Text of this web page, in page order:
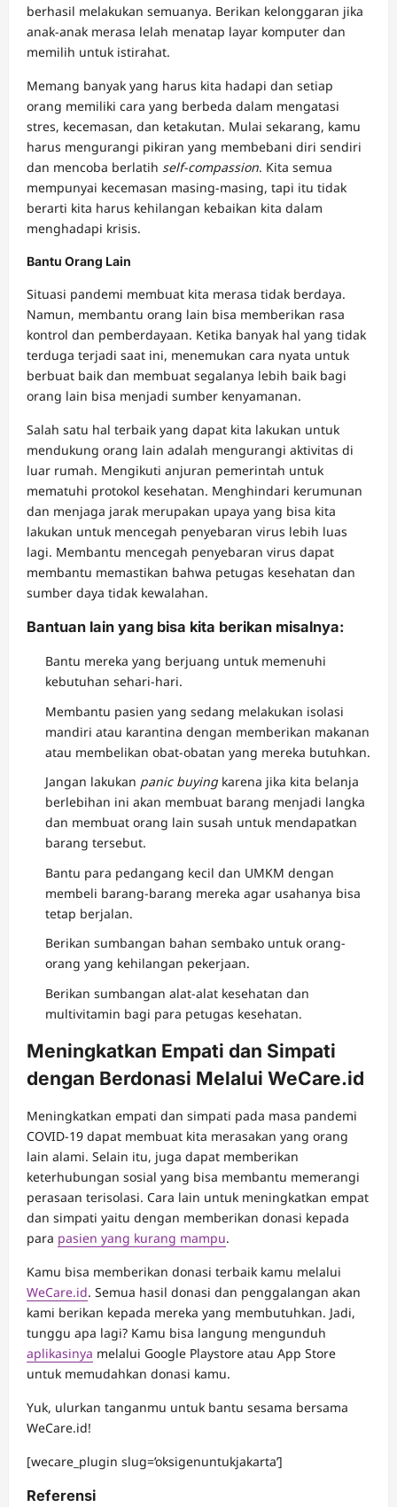
berhasil melakukan semuanya. Berikan kelonggaran jika
anak-anak merasa lelah menatap layar komputer dan
memilih untuk istirahat.
Memang banyak yang harus kita hadapi dan setiap
orang memiliki cara yang berbeda dalam mengatasi
stres, kecemasan, dan ketakutan. Mulai sekarang, kamu
harus mengurangi pikiran yang membebani diri sendiri
dan mencoba berlatih self-compassion. Kita semua
mempunyai kecemasan masing-masing, tapi itu tidak
berarti kita harus kehilangan kebaikan kita dalam
menghadapi krisis.
Bantu Orang Lain
Situasi pandemi membuat kita merasa tidak berdaya.
Namun, membantu orang lain bisa memberikan rasa
kontrol dan pemberdayaan. Ketika banyak hal yang tidak
terduga terjadi saat ini, menemukan cara nyata untuk
berbuat baik dan membuat segalanya lebih baik bagi
orang lain bisa menjadi sumber kenyamanan.
Salah satu hal terbaik yang dapat kita lakukan untuk
mendukung orang lain adalah mengurangi aktivitas di
luar rumah. Mengikuti anjuran pemerintah untuk
mematuhi protokol kesehatan. Menghindari kerumunan
dan menjaga jarak merupakan upaya yang bisa kita
lakukan untuk mencegah penyebaran virus lebih luas
lagi. Membantu mencegah penyebaran virus dapat
membantu memastikan bahwa petugas kesehatan dan
sumber daya tidak kewalahan.
Bantuan lain yang bisa kita berikan misalnya:
Bantu mereka yang berjuang untuk memenuhi
kebutuhan sehari-hari.
Membantu pasien yang sedang melakukan isolasi
mandiri atau karantina dengan memberikan makanan
atau membelikan obat-obatan yang mereka butuhkan.
Jangan lakukan panic buyingkarena jika kita belanja
berlebihan ini akan membuat barang menjadi langka
dan membuat orang lain susah untuk mendapatkan
barang tersebut.
Bantu para pedangang kecil dan UMKM dengan
membeli barang-barang mereka agar usahanya bisa
tetap berjalan.
Berikan sumbangan bahan sembako untuk orang-
orang yang kehilangan pekerjaan.
Berikan sumbangan alat-alat kesehatan dan
multivitamin bagi para petugas kesehatan.
Meningkatkan Empati dan Simpati
dengan Berdonasi Melalui WeCare.id
Meningkatkan empati dan simpati pada masa pandemi
COVID-19 dapat membuat kita merasakan yang orang
lain alami. Selain itu, juga dapat memberikan
keterhubungan sosial yang bisa membantu memerangi
perasaan terisolasi. Cara lain untuk meningkatkan empat
dan simpati yaitu dengan memberikan donasi kepada
para pasien yang kurang mampu.
Kamu bisa memberikan donasi terbaik kamu melalui
WeCare.id. Semua hasil donasi dan penggalangan akan
kami berikan kepada mereka yang membutuhkan. Jadi,
tunggu apa lagi? Kamu bisa langung mengunduh
aplikasinya melalui Google Playstore atau App Store
untuk memudahkan donasi kamu.
Yuk, ulurkan tanganmu untuk bantu sesama bersama
WeCare.id!
[wecare_plugin slug=’oksigenuntukjakarta’]
Referensi